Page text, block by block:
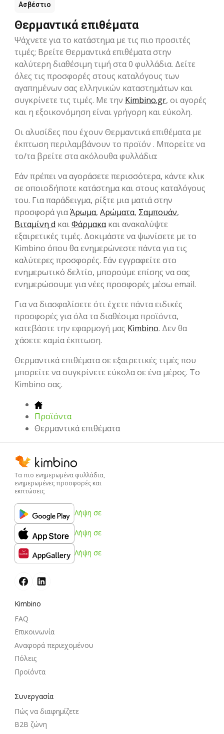
Ασβέστιο
Θερμαντικά επιθέματα
Ψάχνετε για το κατάστημα με τις πιο προσιτές
τιμές; Βρείτε Θερμαντικά επιθέματα στην
καλύτερη διαθέσιμη τιμή στα 0 φυλλάδια. Δείτε
όλες τις προσφορές στους καταλόγους των
αγαπημένων σας ελληνικών καταστημάτων και
συγκρίνετε τις τιμές. Με την Kimbino.gr, οι αγορές
και η εξοικονόμηση είναι γρήγορη και εύκολη.
Οι αλυσίδες που έχουν Θερμαντικά επιθέματα με
έκπτωση περιλαμβάνουν το προϊόν . Μπορείτε να
το/τα βρείτε στα ακόλουθα φυλλάδια:
Εάν πρέπει να αγοράσετε περισσότερα, κάντε κλικ
σε οποιοδήποτε κατάστημα και στους καταλόγους
του. Για παράδειγμα, ρίξτε μια ματιά στην
προσφορά γιαΆρωμα, Αρώματα, Σαμπουάν,
Βιταμίνη d καιΦάρμακακαι ανακαλύψτε
εξαιρετικές τιμές. Δοκιμάστε να ψωνίσετε με το
Kimbino όπου θα ενημερώνεστε πάντα για τις
καλύτερες προσφορές. Εάν εγγραφείτε στο
ενημερωτικό δελτίο, μπορούμε επίσης να σας
ενημερώσουμε για νέες προσφορές μέσω email.
Για να διασφαλίσετε ότι έχετε πάντα ειδικές
προσφορές για όλα τα διαθέσιμα προϊόντα,
κατεβάστε την εφαρμογή μας Kimbino. Δεν θα
χάσετε καμία έκπτωση.
Θερμαντικά επιθέματα σε εξαιρετικές τιμές που
μπορείτε να συγκρίνετε εύκολα σε ένα μέρος. Το
Kimbino σας.
Προϊόντα
Θερμαντικά επιθέματα
Τα πιο ενημερωμένα φυλλάδια,
ενημερωμένες προσφορές και
εκπτώσεις
Λήψη σε
Λήψη σε
Λήψη σε
Kimbino
FAQ
Επικοινωνία
Αναφορά περιεχομένου
Πόλεις
Προϊόντα
Συνεργασία
Πώς να διαφημίζετε
B2B ζώνη